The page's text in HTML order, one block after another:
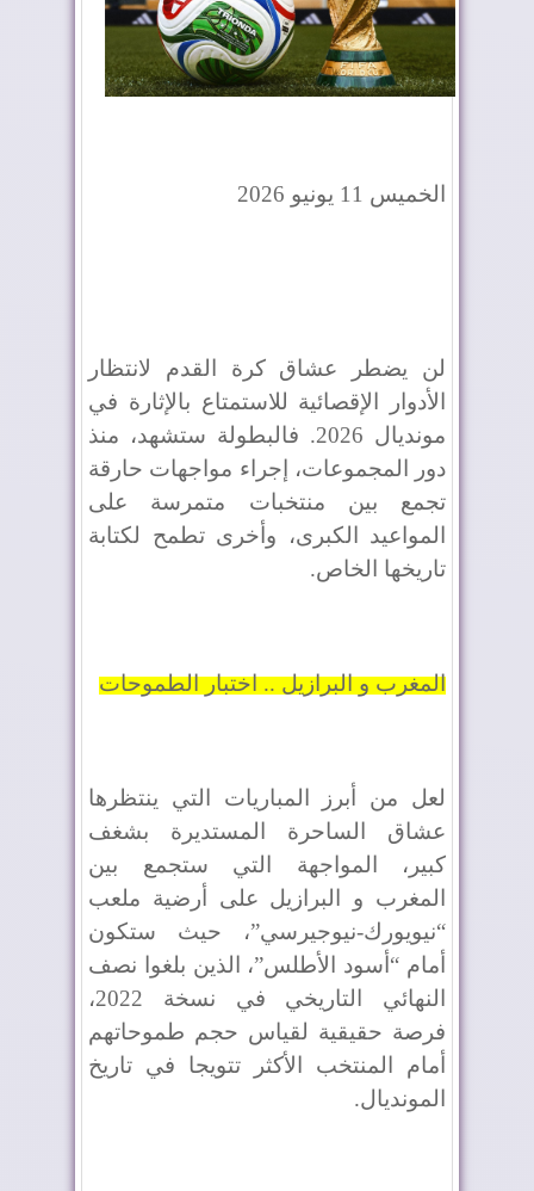
الخميس 11 يونيو 2026
لن يضطر عشاق كرة القدم لانتظار
الأدوار الإقصائية للاستمتاع بالإثارة في
مونديال 2026. فالبطولة ستشهد، منذ
دور المجموعات، إجراء مواجهات حارقة
تجمع بين منتخبات متمرسة على
المواعيد الكبرى، وأخرى تطمح لكتابة
تاريخها الخاص.
المغرب و البرازيل .. اختبار الطموحات
لعل من أبرز المباريات التي ينتظرها
عشاق الساحرة المستديرة بشغف
كبير، المواجهة التي ستجمع بين
المغرب و البرازيل على أرضية ملعب
“نيويورك-نيوجيرسي”، حيث ستكون
أمام “أسود الأطلس”، الذين بلغوا نصف
النهائي التاريخي في نسخة 2022،
فرصة حقيقية لقياس حجم طموحاتهم
أمام المنتخب الأكثر تتويجا في تاريخ
المونديال.